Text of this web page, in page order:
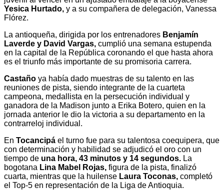
Yesica Hurtado, y a su compañera de delegación, Vanessa
Flórez.
La antioqueña, dirigida por los entrenadores Benjamín
Laverde y David Vargas, cumplió una semana estupenda
en la capital de la República coronando el que hasta ahora
es el triunfo más importante de su promisoria carrera.
Castaño ya había dado muestras de su talento en las
reuniones de pista, siendo integrante de la cuarteta
campeona, medallista en la persecución individual y
ganadora de la Madison junto a Erika Botero, quien en la
jornada anterior le dio la victoria a su departamento en la
contrarreloj individual.
En Tocancipá el turno fue para su talentosa coequipera, que
con determinación y habilidad se adjudicó el oro con un
tiempo de una hora, 43 minutos y 14 segundos. La
bogotana Lina Mabel Rojas, figura de la pista, finalizó
cuarta, mientras que la huilense Laura Toconas, completó
el Top-5 en representación de la Liga de Antioquia.